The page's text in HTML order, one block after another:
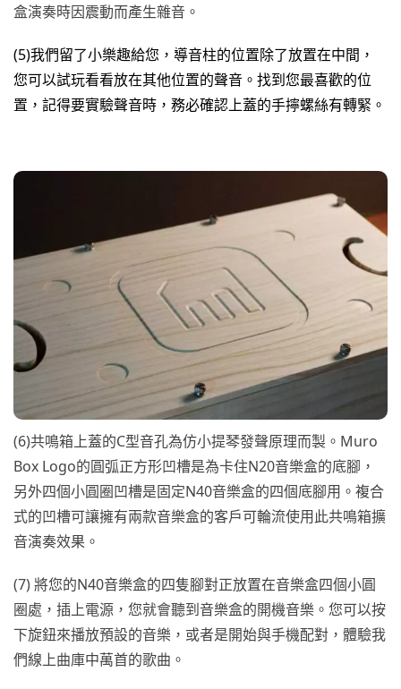
盒演奏時因震動而產生雜音。
(5)我們留了小樂趣給您，導音柱的位置除了放置在中間，
您可以試玩看看放在其他位置的聲音。找到您最喜歡的位
置，記得要實驗聲音時，務必確認上蓋的手擰螺絲有轉緊。
(6)共鳴箱上蓋的C型音孔為仿小提琴發聲原理而製。Muro
Box Logo的圓弧正方形凹槽是為卡住N20音樂盒的底腳，
另外四個小圓圈凹槽是固定N40音樂盒的四個底腳用。複合
式的凹槽可讓擁有兩款音樂盒的客戶可輪流使用此共鳴箱擴
音演奏效果。
(7) 將您的N40音樂盒的四隻腳對正放置在音樂盒四個小圓
圈處，插上電源，您就會聽到音樂盒的開機音樂。您可以按
下旋鈕來播放預設的音樂，或者是開始與手機配對，體驗我
們線上曲庫中萬首的歌曲。